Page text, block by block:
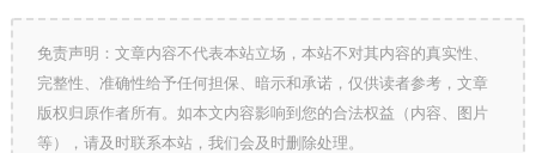
免责声明：文章内容不代表本站立场，本站不对其内容的真实性、
完整性、准确性给予任何担保、暗示和承诺，仅供读者参考，文章
版权归原作者所有。如本文内容影响到您的合法权益（内容、图片
等），请及时联系本站，我们会及时删除处理。